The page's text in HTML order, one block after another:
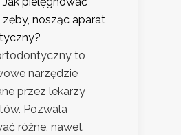
zęby, nosząc aparat
to
narzędzie
przez lekarzy
Pozwala
różne, nawet